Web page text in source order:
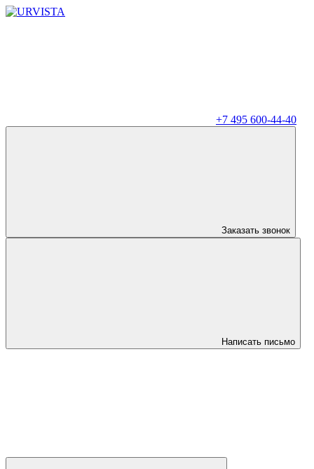
+7 495 600-44-40
Заказать звонок
Написать письмо